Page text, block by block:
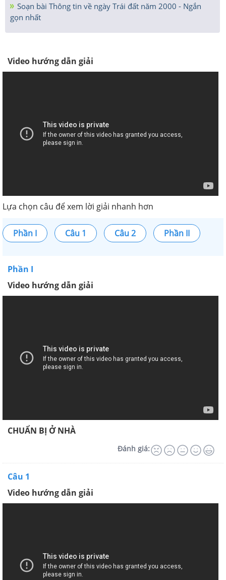
Soạn bài Thông tin về ngày Trái đất năm 2000 - Ngắn
gọn nhất
Video hướng dẫn giải
Lựa chọn câu để xem lời giải nhanh hơn
Phần I Câu 1 Câu 2 Phần II
Phần I
Video hướng dẫn giải
CHUẨN BỊ Ở NHÀ
Đánh giá:
Câu 1
Video hướng dẫn giải